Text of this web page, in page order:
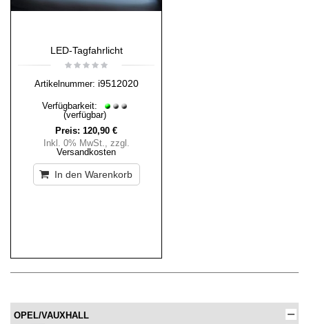
LED-Tagfahrlicht
Artikelnummer: i9512020
Verfügbarkeit:
(verfügbar)
Preis: 120,90 €
Inkl. 0% MwSt., zzgl.
Versandkosten
In den Warenkorb
OPEL/VAUXHALL